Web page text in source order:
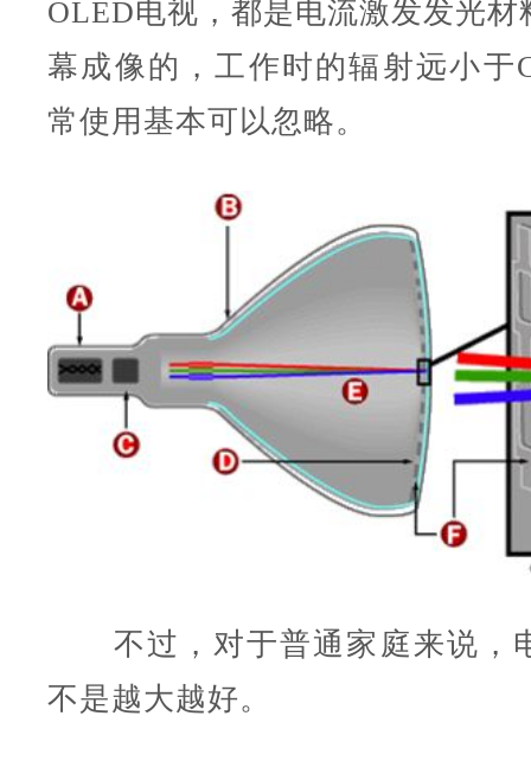
OLED电视，都是电流激发发光材
幕成像的，工作时的辐射远小于
常使用基本可以忽略。
不过，对于普通家庭来说，
不是越大越好。